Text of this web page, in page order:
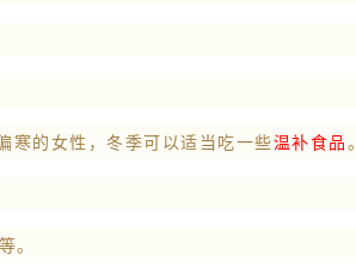
寒的女性，冬季可以适当吃一些温补食品。
。